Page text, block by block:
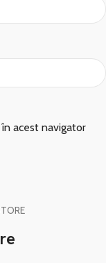
acest navigator